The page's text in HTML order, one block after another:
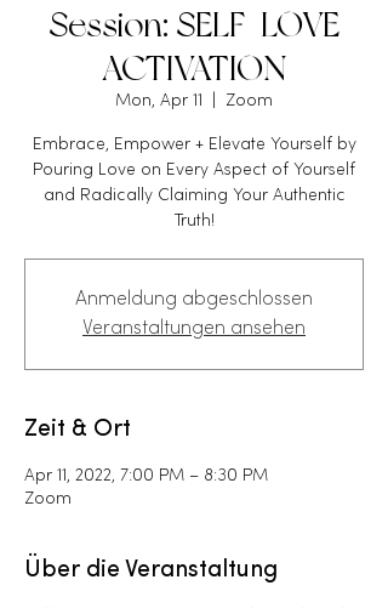
Session: SELF-LOVE
ACTIVATION
Mon, Apr 11 Zoom
Embrace, Empower + Elevate Yourself by
Pouring Love on Every Aspect of Yourself
and Radically Claiming Your Authentic
Truth!
Anmeldung abgeschlossen
Veranstaltungen ansehen
Zeit & Ort
Apr 11, 2022, 7:00 PM – 8:30 PM
Zoom
Über die Veranstaltung